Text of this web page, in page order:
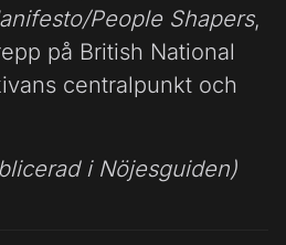
People Shapers,
på British National
centralpunkt och
i Nöjesguiden)